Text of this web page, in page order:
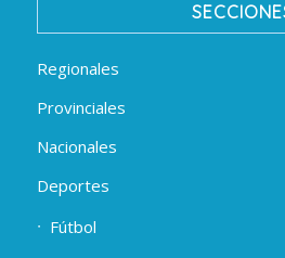
Regionales
Provinciales
Nacionales
Deportes
Fútbol